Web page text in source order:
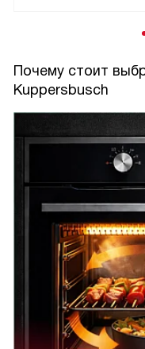
Почему стоит
Kuppersbusch